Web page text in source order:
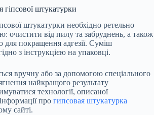
гіпсової штукатурки
штукатурки необхідно ретельно
очистити від пилу та забруднень, а також
для покращення адгезії. Суміш
з інструкцією на упаковці.
вручну або за допомогою спеціального
найкращого результату
технології, описаної
про гипсовая штукатурка
сайті.